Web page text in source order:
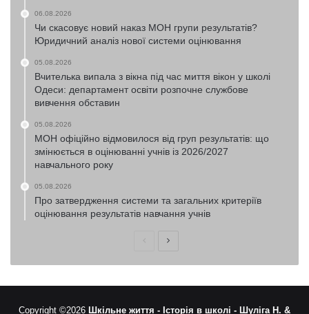
06.08.2026
Чи скасовує новий наказ МОН групи результатів?
Юридичний аналіз нової системи оцінювання
05.08.2026
Вчителька випала з вікна під час миття вікон у школі
Одеси: департамент освіти розпочне службове
вивчення обставин
05.08.2026
МОН офіційно відмовилося від груп результатів: що
змінюється в оцінюванні учнів із 2026/2027
навчального року
05.08.2026
Про затвердження системи та загальних критеріїв
оцінювання результатів навчання учнів
ПопередняНаступна
Copyright ©2026 Шкільне життя - Історія в школі - Шуліга Н. &